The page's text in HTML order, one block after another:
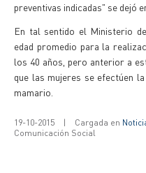
preventivas indicadas" se dejó
En tal sentido el Ministerio
edad promedio para la
los 40 años, pero anterior a
que las mujeres se efectúen
mamario.
19-10-2015 | Cargada en
Comunicación Social